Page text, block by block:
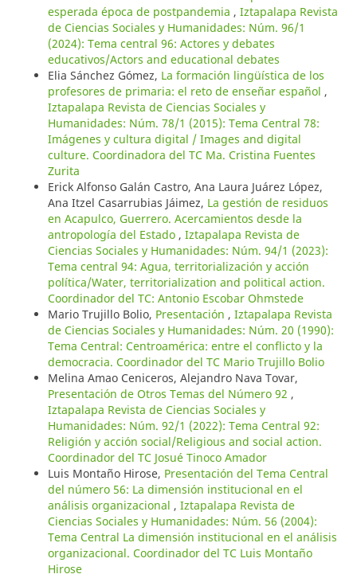
esperada época de postpandemia , Iztapalapa Revista
de Ciencias Sociales y Humanidades: Núm. 96/1
(2024): Tema central 96: Actores y debates
educativos/Actors and educational debates
Elia Sánchez Gómez, La formación lingüística de los
profesores de primaria: el reto de enseñar español ,
Iztapalapa Revista de Ciencias Sociales y
Humanidades: Núm. 78/1 (2015): Tema Central 78:
Imágenes y cultura digital / Images and digital
culture. Coordinadora del TC Ma. Cristina Fuentes
Zurita
Erick Alfonso Galán Castro, Ana Laura Juárez López,
Ana Itzel Casarrubias Jáimez, La gestión de residuos
en Acapulco, Guerrero. Acercamientos desde la
antropología del Estado , Iztapalapa Revista de
Ciencias Sociales y Humanidades: Núm. 94/1 (2023):
Tema central 94: Agua, territorialización y acción
política/Water, territorialization and political action.
Coordinador del TC: Antonio Escobar Ohmstede
Mario Trujillo Bolio, Presentación , Iztapalapa Revista
de Ciencias Sociales y Humanidades: Núm. 20 (1990):
Tema Central: Centroamérica: entre el conflicto y la
democracia. Coordinador del TC Mario Trujillo Bolio
Melina Amao Ceniceros, Alejandro Nava Tovar,
Presentación de Otros Temas del Número 92 ,
Iztapalapa Revista de Ciencias Sociales y
Humanidades: Núm. 92/1 (2022): Tema Central 92:
Religión y acción social/Religious and social action.
Coordinador del TC Josué Tinoco Amador
Luis Montaño Hirose, Presentación del Tema Central
del número 56: La dimensión institucional en el
análisis organizacional , Iztapalapa Revista de
Ciencias Sociales y Humanidades: Núm. 56 (2004):
Tema Central La dimensión institucional en el análisis
organizacional. Coordinador del TC Luis Montaño
Hirose